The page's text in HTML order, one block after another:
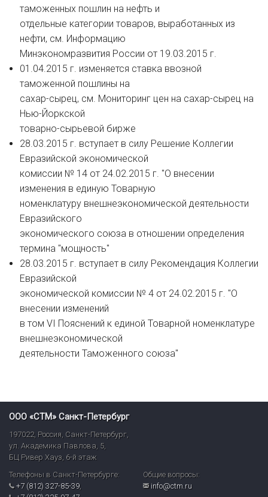
таможенных пошлин на нефть и
отдельные категории товаров, выработанных из
нефти, см. Информацию
Минэкономразвития России от 19.03.2015 г.
01.04.2015 г. изменяется ставка ввозной
таможенной пошлины на
сахар-сырец, см. Мониторинг цен на сахар-сырец на
Нью-Йоркской
товарно-сырьевой бирже
28.03.2015 г. вступает в силу Решение Коллегии
Евразийской экономической
комиссии № 14 от 24.02.2015 г. "О внесении
изменения в единую Товарную
номенклатуру внешнеэкономической деятельности
Евразийского
экономического союза в отношении определения
термина "мощность"
28.03.2015 г. вступает в силу Рекомендация Коллегии
Евразийской
экономической комиссии № 4 от 24.02.2015 г. "О
внесении изменений
в том VI Пояснений к единой Товарной номенклатуре
внешнеэкономической
деятельности Таможенного союза"
ООО «СТМ» Санкт-Петербург
197022, Россия Санкт-Петербург
ул. Академика Павлова, 5,
БЦ Ривер Хауз 6-й этаж
Телефоны в Санкт-Петербурге:
+7 (812) 327-85-39,
Общие вопросы:
info@ctm.ru